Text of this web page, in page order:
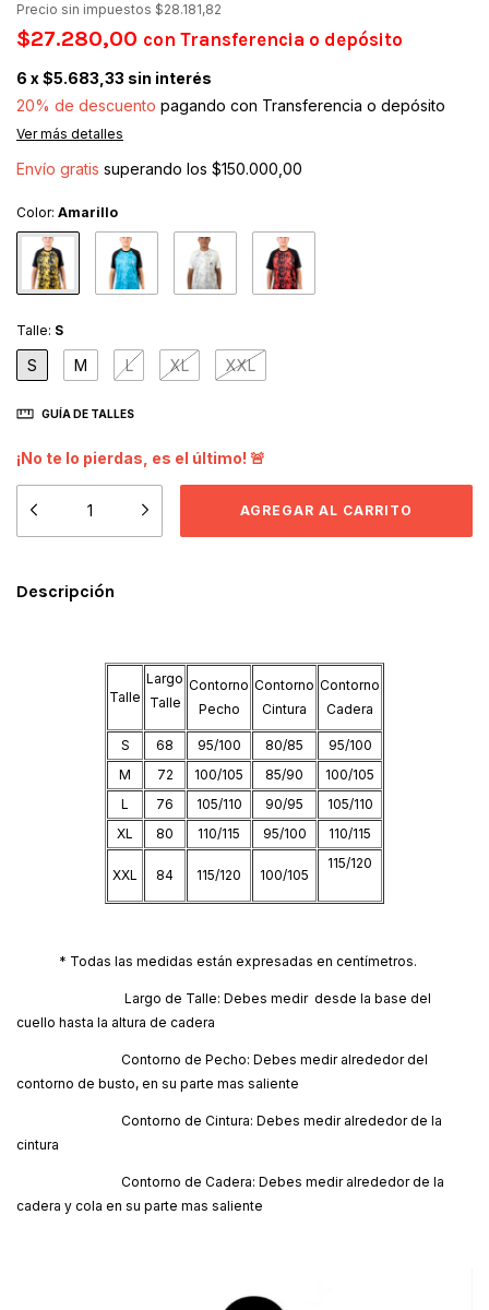
Precio sin impuestos $28.181,82
$27.280,00 con Transferencia o depósito
6 x$5.683,33 sin interés
20% de descuento pagando con Transferencia o depósito
Ver más detalles
Envío gratis superando los $150.000,00
Color: Amarillo
Talle: S
S M L XL XXL
GUÍA DE TALLES
¡No te lo pierdas, es el último! 🚨
Descripción
Talle
Largo
Talle
Contorno
Pecho
Contorno
Cintura
Contorno
Cadera
S 68 95/100 80/85
95/100
M
72 100/105 85/90
100/105
L
76 105/110 90/95
105/110
XL
80 110/115 95/100 110/115
XXL 84 115/120 100/105
115/120
* Todas las medidas están expresadas en centímetros.
Largo de Talle: Debes medir desde la base del
cuello hasta la altura de cadera
Contorno de Pecho: Debes medir alrededor del
contorno de busto, en su parte mas saliente
Contorno de Cintura: Debes medir alrededor de la
cintura
Contorno de Cadera: Debes medir alrededor de la
cadera y cola en su parte mas saliente